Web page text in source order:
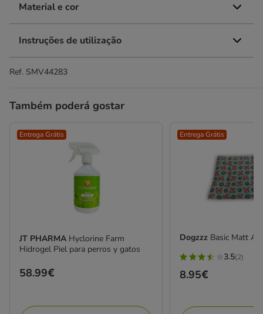
Material e cor
Instruções de utilização
Ref. SMV44283
Também poderá gostar
Entrega Grátis
JT PHARMA Hyclorine Farm
Hidrogel Piel para perros y gatos
Preço
58.99€
Entrega Grátis
Dogzzz Basic Matt
3.5
estrelas
3.5(2)
Preço
8.95€